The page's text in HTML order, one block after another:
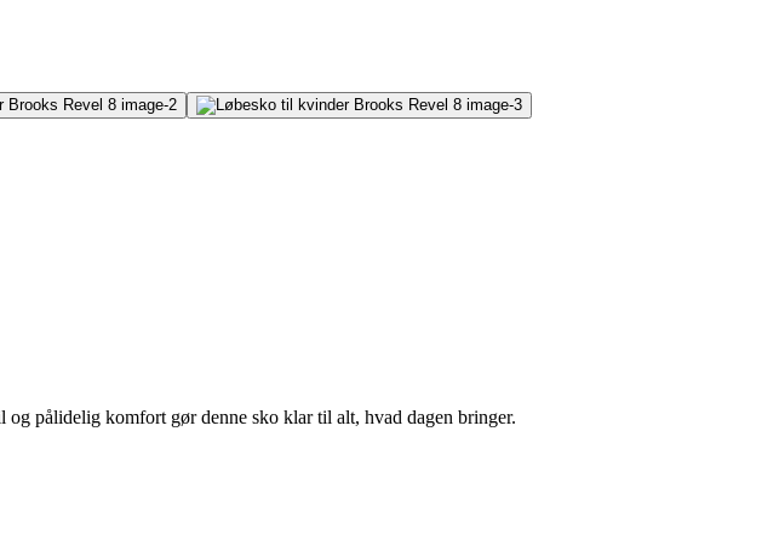
pålidelig komfort gør denne sko klar til alt, hvad dagen bringer.